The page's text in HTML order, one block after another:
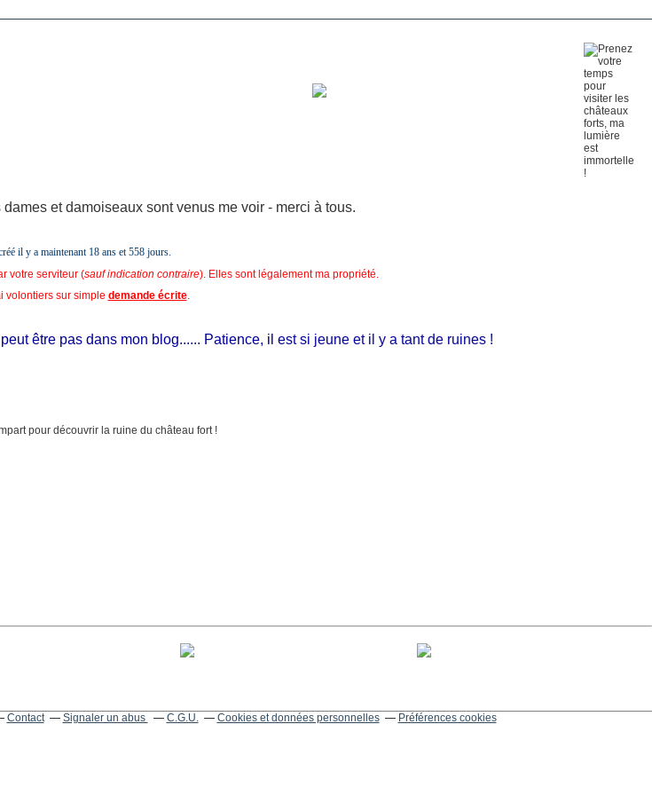
dames et damoiseaux sont venus me voir - merci à tous.
il y a maintenant 18 ans et558 jours.
votre serviteur (sauf indication contraire). Elles sont légalement ma propriété.
volontiers sur simple demande écrite.
être pas dans mon blog...... Patience, il est si jeune et il y a tant de ruines !
Contact Signaler un abus C.G.U. Cookies et données personnelles Préférences cookies